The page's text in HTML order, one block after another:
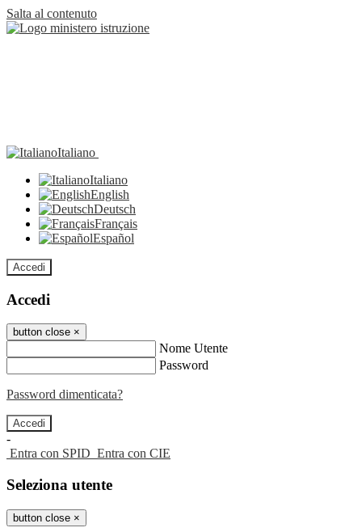
Salta al contenuto
Italiano
Italiano
English
Deutsch
Français
Español
Accedi
Accedi
button close ×
Nome Utente
Password
Password dimenticata?
-
Entra con SPID Entra con CIE
Seleziona utente
button close ×